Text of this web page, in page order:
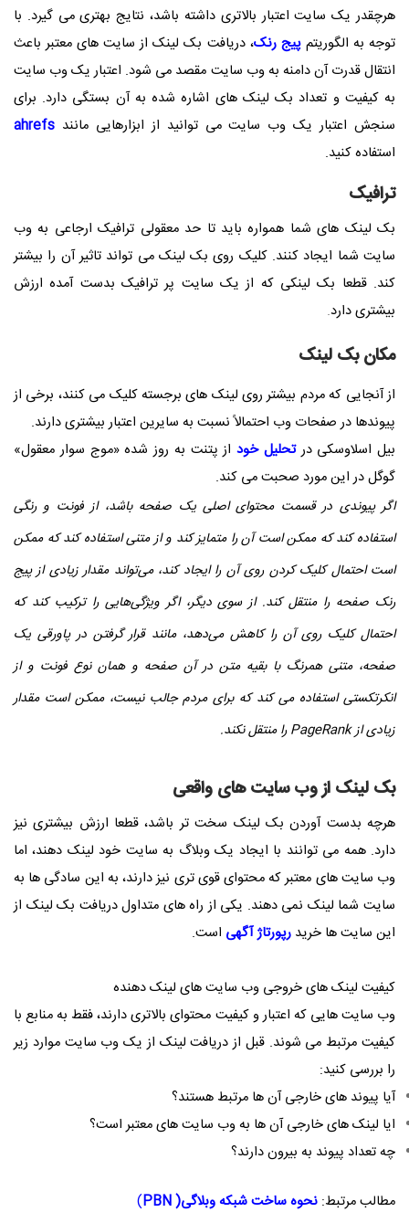
هرچقدر یک سایت اعتبار بالاتری داشته باشد، نتایج بهتری می گیرد. با
توجه به الگوریتمپیج رنک، دریافت بک لینک از سایت های معتبر باعث
انتقال قدرت آن دامنه به وب سایت مقصد می شود. اعتبار یک وب سایت
به کیفیت و تعداد بک لینک های اشاره شده به آن بستگی دارد. برای
سنجش اعتبار یک وب سایت می توانید از ابزارهایی مانند ahrefs
استفاده کنید.
ترافیک
بک لینک های شما همواره باید تا حد معقولی ترافیک ارجاعی به وب
سایت شما ایجاد کنند. کلیک روی بک لینک می تواند تاثیر آن را بیشتر
کند. قطعا بک لینکی که از یک سایت پر ترافیک بدست آمده ارزش
بیشتری دارد.
مکان بک لینک
از آنجایی که مردم بیشتر روی لینک های برجسته کلیک می کنند، برخی از
پیوندها در صفحات وب احتمالاً نسبت به سایرین اعتبار بیشتری دارند.
بیل اسلاوسکی درتحلیل خود از پتنت به روز شده «موج سوار معقول»
گوگل در این مورد صحبت می کند.
اگر پیوندی در قسمت محتوای اصلی یک صفحه باشد، از فونت و رنگی
استفاده کند که ممکن است آن را متمایز کند و از متنی استفاده کند که ممکن
است احتمال کلیک کردن روی آن را ایجاد کند، می‌تواند مقدار زیادی از پیج
رنک صفحه را منتقل کند. از سوی دیگر، اگر ویژگی‌هایی را ترکیب کند که
احتمال کلیک روی آن را کاهش می‌دهد، مانند قرار گرفتن در پاورقی یک
صفحه، متنی همرنگ با بقیه متن در آن صفحه و همان نوع فونت و از
انکرتکستی استفاده می کند که برای مردم جالب نیست، ممکن است مقدار
زیادی ازPageRank را منتقل نکند.
بک لینک از وب سایت های واقعی
هرچه بدست آوردن بک لینک سخت تر باشد، قطعا ارزش بیشتری نیز
دارد. همه می توانند با ایجاد یک وبلاگ به سایت خود لینک دهند، اما
وب سایت های معتبر که محتوای قوی تری نیز دارند، به این سادگی ها به
سایت شما لینک نمی دهند. یکی از راه های متداول دریافت بک لینک از
این سایت ها خرید رپورتاژ آگهی است.
کیفیت لینک های خروجی وب سایت های لینک دهنده
وب سایت هایی که اعتبار و کیفیت محتوای بالاتری دارند، فقط به منابع با
کیفیت مرتبط می شوند. قبل از دریافت لینک از یک وب سایت موارد زیر
را بررسی کنید:
آیا پیوند های خارجی آن ها مرتبط هستند؟
ایا لینک های خارجی آن ها به وب سایت های معتبر است؟
چه تعداد پیوند به بیرون دارند؟
مطالب مرتبط: نحوه ساخت شبکه وبلاگی( PBN )